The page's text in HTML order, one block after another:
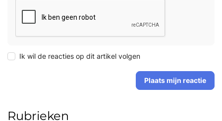
Ik wil de reacties op dit artikel volgen
Plaats mijn reactie
Rubrieken